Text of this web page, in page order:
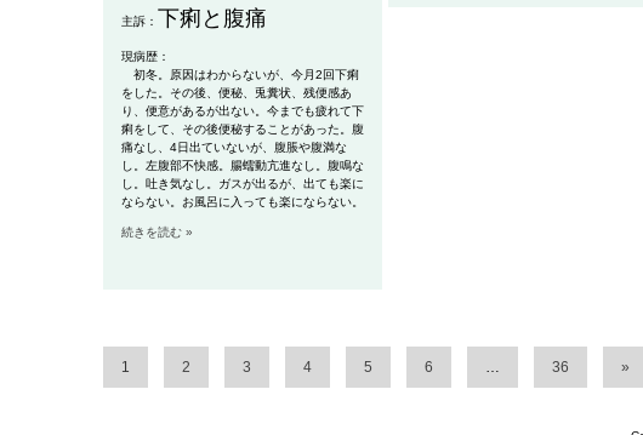
主訴： 下痢と腹痛
現病歴：
初冬。原因はわからないが、今月2回下痢
をした。その後、便秘、兎糞状、残便感あ
り、便意があるが出ない。今までも疲れて下
痢をして、その後便秘することがあった。腹
痛なし、4日出ていないが、腹脹や腹満な
し。左腹部不快感。腸蠕動亢進なし。腹鳴な
し。吐き気なし。ガスが出るが、出ても楽に
ならない。お風呂に入っても楽にならない。
続きを読む »
1 2 3 4 5 6 36 »